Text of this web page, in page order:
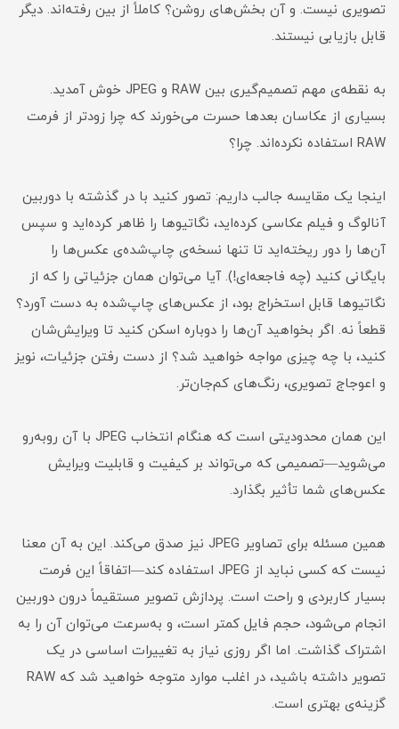
تصویری نیست. و آن بخش‌های روشن؟ کاملاً از بین رفته‌اند. دیگر
قابل بازیابی نیستند.
به نقطه‌ی مهم تصمیم‌گیری بین RAW و JPEG خوش آمدید.
بسیاری از عکاسان بعدها حسرت می‌خورند که چرا زودتر از فرمت
RAW استفاده نکرده‌اند. چرا؟
اینجا یک مقایسه جالب داریم: تصور کنید با در گذشته با دوربین
آنالوگ و فیلم عکاسی کرده‌اید، نگاتیوها را ظاهر کرده‌اید و سپس
آن‌ها را دور ریخته‌اید تا تنها نسخه‌ی چاپ‌شده‌ی عکس‌ها را
بایگانی کنید (چه فاجعه‌ای!). آیا می‌توان همان جزئیاتی را که از
نگاتیوها قابل استخراج بود، از عکس‌های چاپ‌شده به دست آورد؟
قطعاً نه. اگر بخواهید آن‌ها را دوباره اسکن کنید تا ویرایش‌شان
کنید، با چه چیزی مواجه خواهید شد؟ از دست رفتن جزئیات، نویز
و اعوجاج تصویری، رنگ‌های کم‌جان‌تر.
این همان محدودیتی است که هنگام انتخاب JPEG با آن روبه‌رو
می‌شوید—تصمیمی که می‌تواند بر کیفیت و قابلیت ویرایش
عکس‌های شما تأثیر بگذارد.
همین مسئله برای تصاویر JPEG نیز صدق می‌کند. این به آن معنا
نیست که کسی نباید از JPEG استفاده کند—اتفاقاً این فرمت
بسیار کاربردی و راحت است. پردازش تصویر مستقیماً درون دوربین
انجام می‌شود، حجم فایل کمتر است، و به‌سرعت می‌توان آن را به
اشتراک گذاشت. اما اگر روزی نیاز به تغییرات اساسی در یک
تصویر داشته باشید، در اغلب موارد متوجه خواهید شد که RAW
گزینه‌ی بهتری است.